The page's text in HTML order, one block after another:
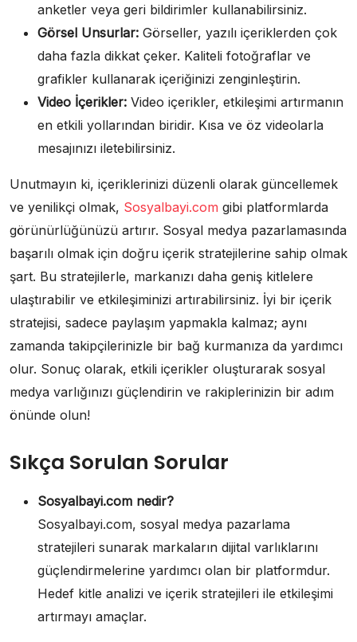
anketler veya geri bildirimler kullanabilirsiniz.
Görsel Unsurlar: Görseller, yazılı içeriklerden çok
daha fazla dikkat çeker. Kaliteli fotoğraflar ve
grafikler kullanarak içeriğinizi zenginleştirin.
Video İçerikler: Video içerikler, etkileşimi artırmanın
en etkili yollarından biridir. Kısa ve öz videolarla
mesajınızı iletebilirsiniz.
Unutmayın ki, içeriklerinizi düzenli olarak güncellemek
ve yenilikçi olmak, Sosyalbayi.com gibi platformlarda
görünürlüğünüzü artırır. Sosyal medya pazarlamasında
başarılı olmak için doğru içerik stratejilerine sahip olmak
şart. Bu stratejilerle, markanızı daha geniş kitlelere
ulaştırabilir ve etkileşiminizi artırabilirsiniz. İyi bir içerik
stratejisi, sadece paylaşım yapmakla kalmaz; aynı
zamanda takipçilerinizle bir bağ kurmanıza da yardımcı
olur. Sonuç olarak, etkili içerikler oluşturarak sosyal
medya varlığınızı güçlendirin ve rakiplerinizin bir adım
önünde olun!
Sıkça Sorulan Sorular
Sosyalbayi.com nedir?
Sosyalbayi.com, sosyal medya pazarlama
stratejileri sunarak markaların dijital varlıklarını
güçlendirmelerine yardımcı olan bir platformdur.
Hedef kitle analizi ve içerik stratejileri ile etkileşimi
artırmayı amaçlar.